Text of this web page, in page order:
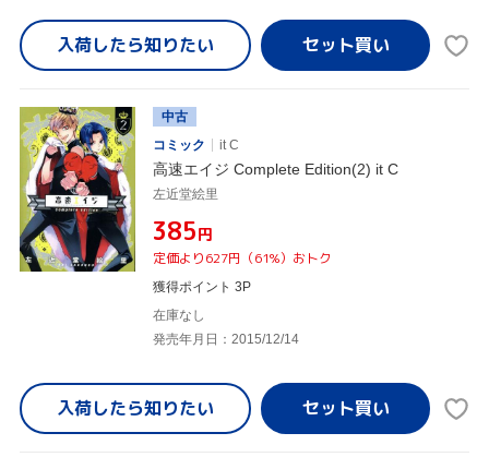
入荷したら知りたい
中古
コミック
it C
高速エイジ Complete Edition(2) it C
左近堂絵里
¥385円
定価より627円（61%）おトク
獲得ポイント 3P
在庫なし
発売年月日：2015/12/14
入荷したら知りたい